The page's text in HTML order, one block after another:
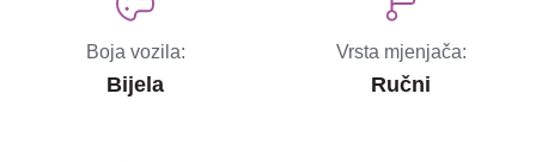
Boja vozila:
Bijela
Vrsta mjenjača:
Ručni